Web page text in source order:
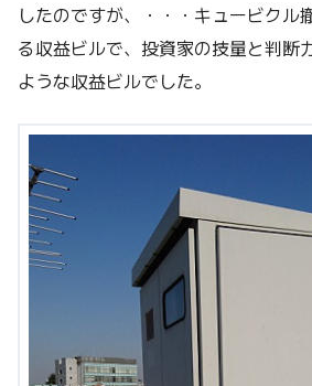
したのですが、・・・キュービクル
る収益ビルで、投資家の技量と判断
ような収益ビルでした。